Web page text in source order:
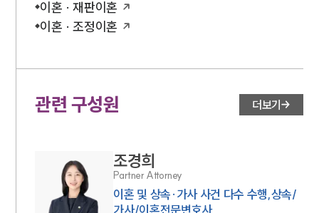
이혼 · 재판이혼
이혼 · 조정이혼
관련 구성원 더보기
조경희
Partner Attorney
이혼 및 상속·가사 사건 다수 수행,상속/
가사/이혼전문변호사